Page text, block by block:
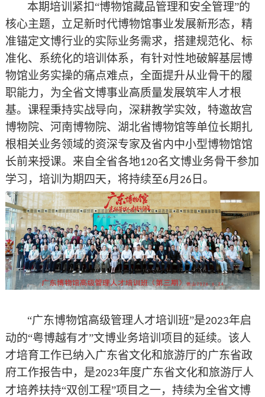
本期培训紧扣“博物馆藏品管理和安全管理”的
核心主题，立足新时代博物馆事业发展新形态，精
准锚定文博行业的实际业务需求，搭建规范化、标
准化、系统化的培训体系，有针对性地破解基层博
物馆业务实操的痛点难点，全面提升从业骨干的履
职能力，为全省文博事业高质量发展筑牢人才根
基。课程秉持实战导向，深耕教学实效，特邀故宫
博物院、河南博物院、湖北省博物馆等单位长期扎
根相关业务领域的资深专家及省内中小型博物馆馆
长前来授课。来自全省各地120名文博业务骨干参加
学习，培训为期四天，将持续至6月 26 日。
“广东博物馆高级管理人才培训班”是2023年启
动的“粤博越有才”文博业务培训项目的延续。该人
才培育工作已纳入广东省文化和旅游厅的广东省政
府工作报告中，是2023年度广东省文化和旅游厅人
才培养扶持“双创工程”项目之一，持续为全省文博